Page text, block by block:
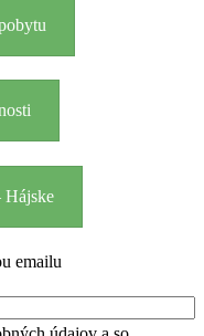
Hájske
emailu